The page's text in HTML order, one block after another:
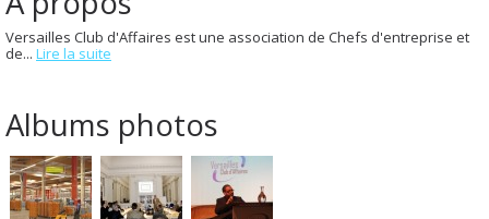
Versailles Club d'Affaires est une association de Chefs d'entreprise et
de... Lire la suite
Albums photos